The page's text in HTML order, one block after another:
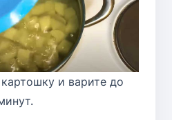
и варите до